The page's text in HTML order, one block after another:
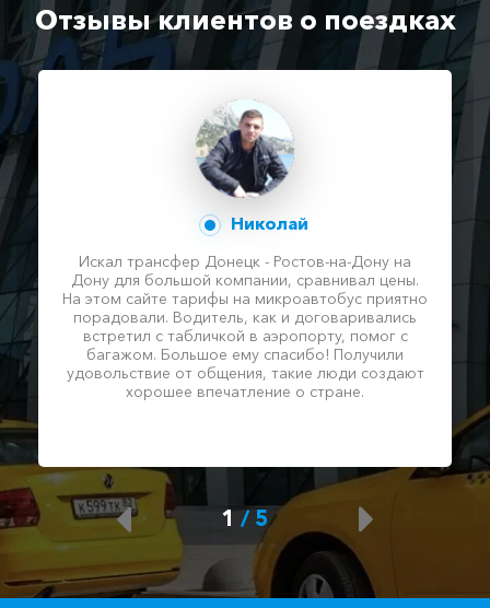
Отзывы клиентов о поездках
Николай
Искал трансфер Донецк - Ростов-на-Дону на
Дону для большой компании, сравнивал цены.
На этом сайте тарифы на микроавтобус приятно
порадовали. Водитель, как и договаривались
встретил с табличкой в аэропорту, помог с
багажом. Большое ему спасибо! Получили
удовольствие от общения, такие люди создают
хорошее впечатление о стране.
1 /5